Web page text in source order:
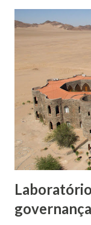
trafegarem seus
turismo e
uma plataforma
concessão, será
pedágios. O
governo
tornou disponível
Global - GPS. A
podemos calcular
foram gerado...